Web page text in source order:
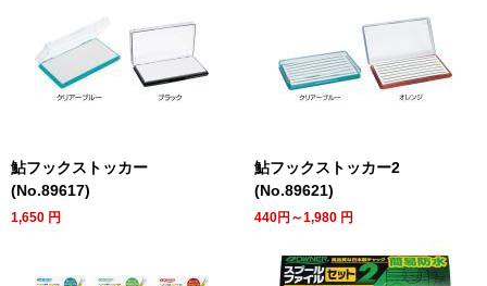
鮎フックストッカー
(No.89617)
1,650 円
鮎フックストッカー2
(No.89621)
440円～1,980 円